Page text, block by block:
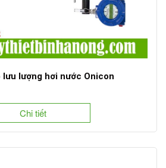
lượng hơi nước Onicon
Chi tiết